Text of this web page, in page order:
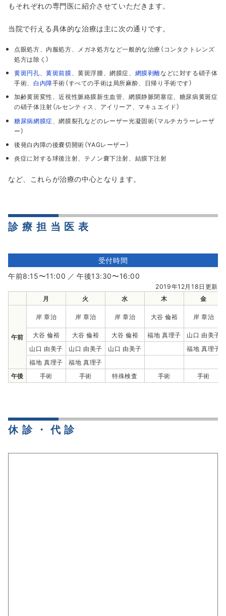
もそれぞれの専門医に紹介させていただきます。
当院で行える具体的な治療は主に次の通りです。
点眼処方、内服処方、メガネ処方など一般的な治療（コンタクトレンズ
処方は除く）
黄斑円孔、黄斑前膜、黄斑浮腫、網膜症、 網膜剥離などに対する硝子体
手術、白内障手術（すべての手術は局所麻酔、日帰り手術です）
加齢黄斑変性、近視性脈絡膜新生血管、網膜静脈閉塞症、糖尿病黄斑症
の硝子体注射（ルセンティス、アイリーア、マキュエイド）
糖尿病網膜症、網膜裂孔などのレーザー光凝固術（マルチカラーレーザ
ー）
後発白内障の後嚢切開術（YAGレーザー）
炎症に対する球後注射、テノン嚢下注射、結膜下注射
など、これらが治療の中心となります。
診療担当医表
受付時間
午前8:15〜11:00 ／ 午後13:30〜16:00
2019年12月18日更新
月
火 水 木 金
午前
岸 章治 岸 章治 岸 章治 大谷 倫裕 岸 章治
大谷 倫裕
大谷 倫裕 大谷 倫裕 福地 真理子
山口 由美子
山口 由美子
山口 由美子 山口 由美子
福地 真理子
福地 真理子
福地 真理子
午後
手術 手術 特殊検査 手術 手術
休診・代診